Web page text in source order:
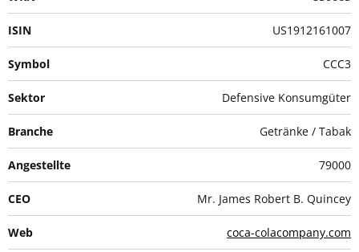
ISIN US1912161007
Symbol CCC3
Sektor Defensive Konsumgüter
Branche Getränke / Tabak
Angestellte 79000
CEO Mr. James Robert B. Quincey
Web coca-colacompany.com